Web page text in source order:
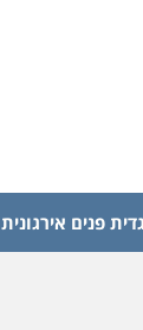
פנים אירגונית